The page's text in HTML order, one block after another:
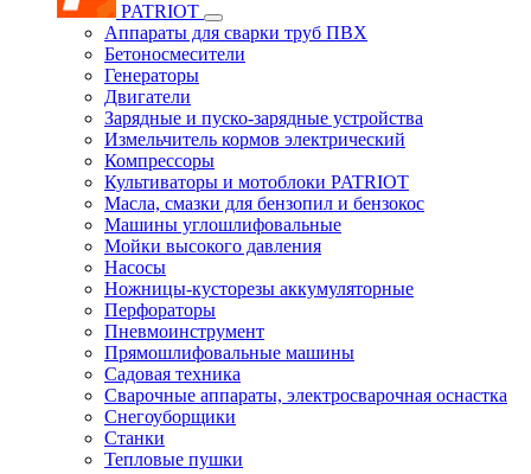
PATRIOT
Аппараты для сварки труб ПВХ
Бетоносмесители
Генераторы
Двигатели
Зарядные и пуско-зарядные устройства
Измельчитель кормов электрический
Компрессоры
Культиваторы и мотоблоки PATRIOT
Масла, смазки для бензопил и бензокос
Машины углошлифовальные
Мойки высокого давления
Насосы
Ножницы-кусторезы аккумуляторные
Перфораторы
Пневмоинструмент
Прямошлифовальные машины
Садовая техника
Сварочные аппараты, электросварочная оснастка
Снегоуборщики
Станки
Тепловые пушки